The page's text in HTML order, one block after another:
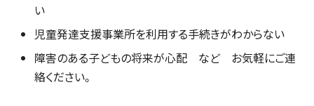
い
児童発達支援事業所を利用する手続きがわからない
障害のある子どもの将来が心配 など お気軽にご連
絡ください。